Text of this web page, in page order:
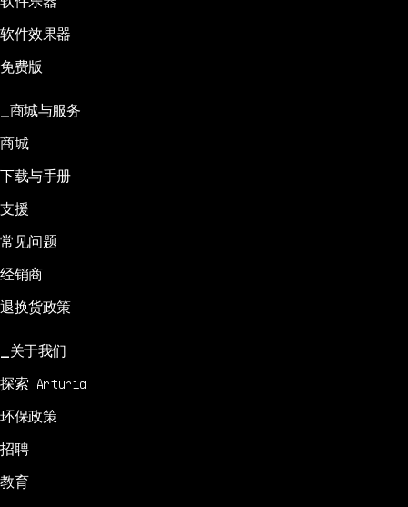
软件效果器
免费版
商城与服务
商城
下载与手册
支援
常见问题
经销商
退换货政策
关于我们
探索 Arturia
环保政策
招聘
教育